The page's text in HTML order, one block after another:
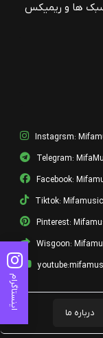
سبک ها و ریمیکس
Instagrsm:
Telegram:
Facebook:
Tiktok:
Pinterest:
Wisgoon:
درباره ما
اینستاگرام